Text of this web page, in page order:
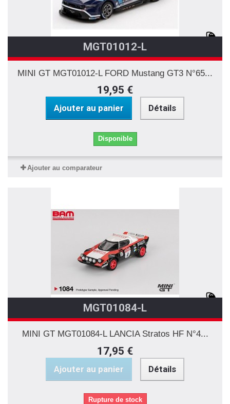
MGT01012-L
MINI GT MGT01012-L FORD Mustang GT3 N°65...
19,95 €
Ajouter au panier Détails
Disponible
Ajouter au comparateur
MGT01084-L
MINI GT MGT01084-L LANCIA Stratos HF N°4...
17,95 €
Ajouter au panier Détails
Rupture de stock